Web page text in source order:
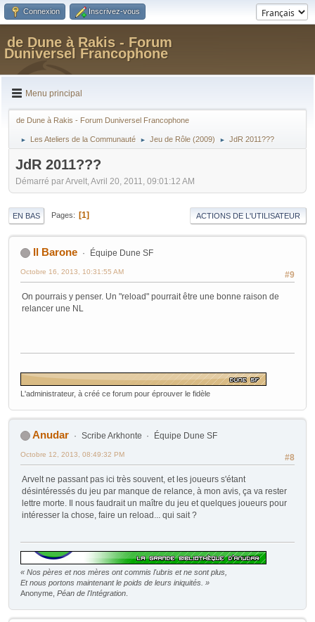
Connexion Inscrivez-vous
de Dune à Rakis - Forum
Duniversel Francophone
Menu principal
de Dune à Rakis - Forum Duniversel Francophone
► Les Ateliers de la Communauté ► Jeu de Rôle (2009) ► JdR 2011???
JdR 2011???
Démarré par Arvelt, Avril 20, 2011, 09:01:12 AM
EN BAS Pages 1 ACTIONS DE L'UTILISATEUR
Il Barone Équipe Dune SF
#9
Octobre 16, 2013, 10:31:55 AM
On pourrais y penser. Un "reload" pourrait être une bonne raison de
relancer une NL
L'administrateur, à créé ce forum pour éprouver le fidèle
Anudar Scribe Arkhonte Équipe Dune SF
#8
Octobre 12, 2013, 08:49:32 PM
Arvelt ne passant pas ici très souvent, et les joueurs s'étant
désintéressés du jeu par manque de relance, à mon avis, ça va rester
lettre morte. Il nous faudrait un maître du jeu et quelques joueurs pour
intéresser la chose, faire un reload... qui sait ?
« Nos pères et nos mères ont commis l'ubris et ne sont plus,
Et nous portons maintenant le poids de leurs iniquités. »
Anonyme, Péan de l'Intégration